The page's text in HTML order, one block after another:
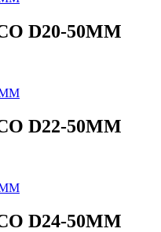
D20-50MM
D22-50MM
D24-50MM